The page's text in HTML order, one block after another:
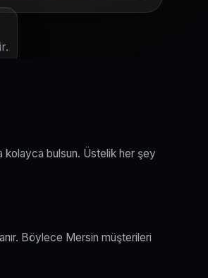
kolayca bulsun. Üstelik her şey
Böylece Mersin müşterileri